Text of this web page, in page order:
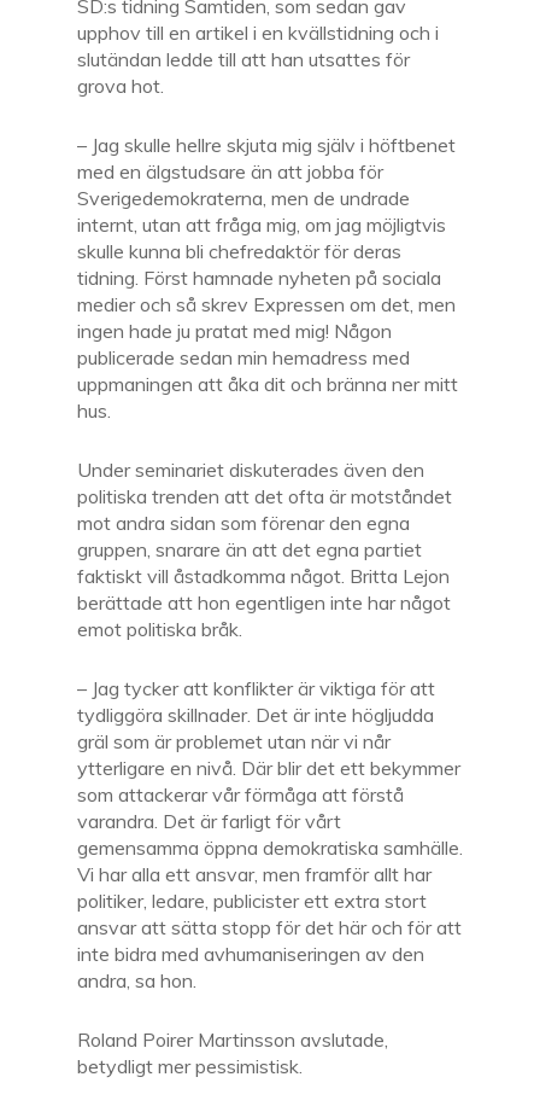
SD:s tidning Samtiden, som sedan gav
upphov till en artikel i en kvällstidning och i
slutändan ledde till att han utsattes för
grova hot.
– Jag skulle hellre skjuta mig själv i höftbenet
med en älgstudsare än att jobba för
Sverigedemokraterna, men de undrade
internt, utan att fråga mig, om jag möjligtvis
skulle kunna bli chefredaktör för deras
tidning. Först hamnade nyheten på sociala
medier och så skrev Expressen om det, men
ingen hade ju pratat med mig! Någon
publicerade sedan min hemadress med
uppmaningen att åka dit och bränna ner mitt
hus.
Under seminariet diskuterades även den
politiska trenden att det ofta är motståndet
mot andra sidan som förenar den egna
gruppen, snarare än att det egna partiet
faktiskt vill åstadkomma något. Britta Lejon
berättade att hon egentligen inte har något
emot politiska bråk.
– Jag tycker att konflikter är viktiga för att
tydliggöra skillnader. Det är inte högljudda
gräl som är problemet utan när vi når
ytterligare en nivå. Där blir det ett bekymmer
som attackerar vår förmåga att förstå
varandra. Det är farligt för vårt
gemensamma öppna demokratiska samhälle.
Vi har alla ett ansvar, men framför allt har
politiker, ledare, publicister ett extra stort
ansvar att sätta stopp för det här och för att
inte bidra med avhumaniseringen av den
andra, sa hon.
Roland Poirer Martinsson avslutade,
betydligt mer pessimistisk.